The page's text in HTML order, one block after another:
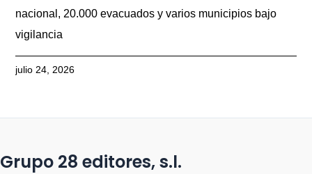
nacional, 20.000 evacuados y varios municipios bajo
vigilancia
julio 24, 2026
Grupo 28 editores, s.l.